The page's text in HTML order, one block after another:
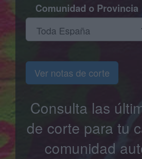
Comunidad o Provincia
Ver notas de corte
Consulta las
de corte para tu
comunidad